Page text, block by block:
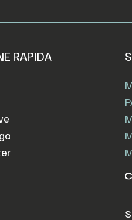
RAPIDA